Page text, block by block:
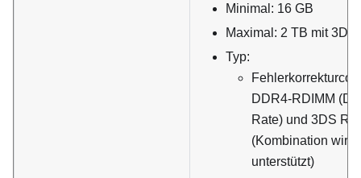
Minimal: 16 GB
Maximal: 2 TB mit 3DS
Typ:
DDR4-RDIMM
Rate) und 3DS
(Kombination wird
unterstützt)